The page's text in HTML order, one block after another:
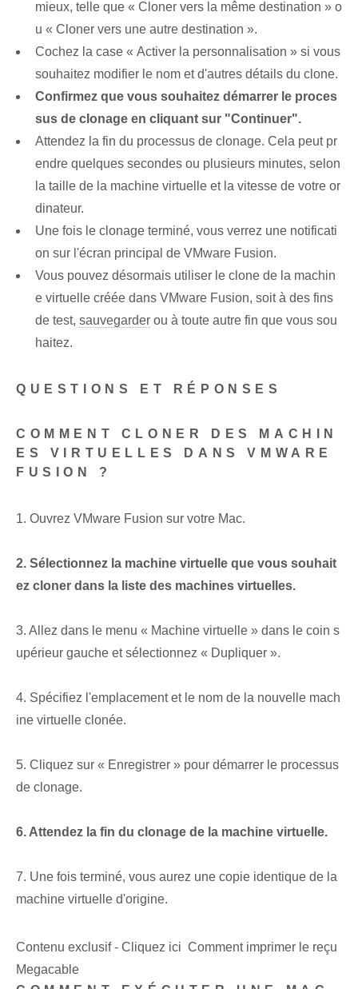
mieux, telle que « Cloner vers la même destination » o
u « Cloner vers une autre destination ».
Cochez la case « Activer la personnalisation » si vous
souhaitez modifier le nom et d'autres détails du clone.
Confirmez que vous souhaitez démarrer le proces
sus de clonage en cliquant sur "Continuer".
Attendez la fin du processus de clonage. Cela peut pr
endre quelques secondes ou plusieurs minutes, selon
la taille de la machine virtuelle et la vitesse de votre or
dinateur.
Une fois le clonage terminé, vous verrez une notificati
on sur l'écran principal de VMware Fusion.
Vous pouvez désormais utiliser le clone de la machin
e virtuelle créée dans VMware Fusion, soit à des fins
de test, sauvegarder ou à toute autre fin que vous sou
haitez.
QUESTIONS ET RÉPONSES
COMMENT CLONER DES MACHIN
ES VIRTUELLES DANS VMWARE
FUSION ?
1. Ouvrez VMware Fusion sur votre Mac.
2. Sélectionnez la machine virtuelle que vous souhait
ez cloner dans la liste des machines virtuelles.
3. Allez dans le menu « Machine virtuelle » dans le coin s
upérieur gauche et sélectionnez « Dupliquer ».
4. Spécifiez l'emplacement et le nom de la nouvelle mach
ine virtuelle clonée.
5. Cliquez sur « Enregistrer » pour démarrer le processus
de clonage.
6. Attendez la fin du clonage de la machine virtuelle.
7. Une fois terminé, vous aurez une copie identique de la
machine virtuelle d'origine.
Contenu exclusif - Cliquez ici Comment imprimer le reçu
Megacable